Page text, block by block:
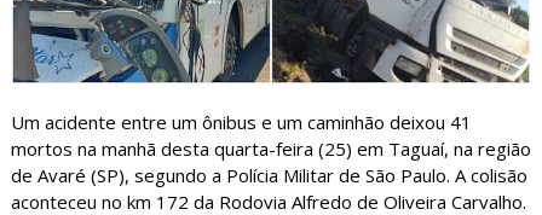
Um acidente entre um ônibus e um caminhão deixou 41
mortos na manhã desta quarta-feira (25) em Taguaí, na região
de Avaré (SP), segundo a Polícia Militar de São Paulo. A colisão
aconteceu no km 172 da Rodovia Alfredo de Oliveira Carvalho.